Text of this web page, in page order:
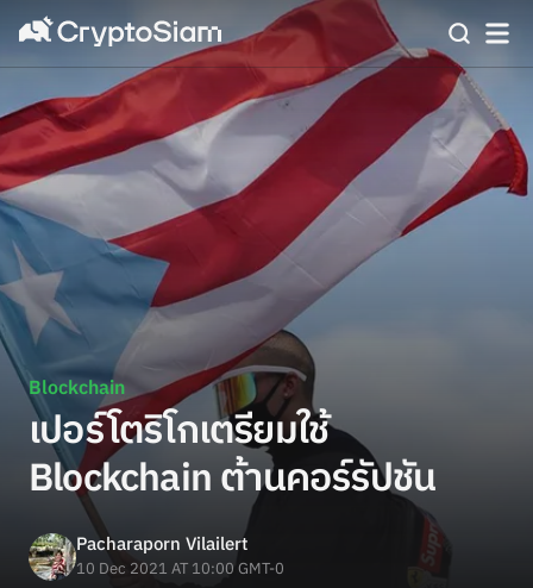
Blockchain
เปอร์โตริโกเตรียมใช้
Blockchain ต้านคอร์รัปชัน
Pacharaporn Vilailert
10 Dec 2021 AT 10:00 GMT-0